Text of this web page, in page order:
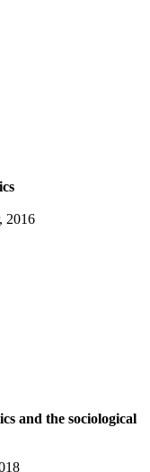
2016
and the sociological